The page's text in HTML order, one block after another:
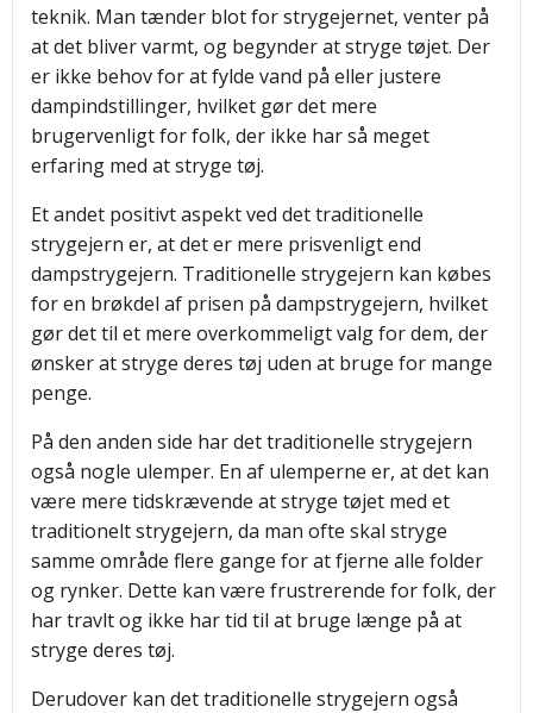
teknik. Man tænder blot for strygejernet, venter på
at det bliver varmt, og begynder at stryge tøjet. Der
er ikke behov for at fylde vand på eller justere
dampindstillinger, hvilket gør det mere
brugervenligt for folk, der ikke har så meget
erfaring med at stryge tøj.
Et andet positivt aspekt ved det traditionelle
strygejern er, at det er mere prisvenligt end
dampstrygejern. Traditionelle strygejern kan købes
for en brøkdel af prisen på dampstrygejern, hvilket
gør det til et mere overkommeligt valg for dem, der
ønsker at stryge deres tøj uden at bruge for mange
penge.
På den anden side har det traditionelle strygejern
også nogle ulemper. En af ulemperne er, at det kan
være mere tidskrævende at stryge tøjet med et
traditionelt strygejern, da man ofte skal stryge
samme område flere gange for at fjerne alle folder
og rynker. Dette kan være frustrerende for folk, der
har travlt og ikke har tid til at bruge længe på at
stryge deres tøj.
Derudover kan det traditionelle strygejern også